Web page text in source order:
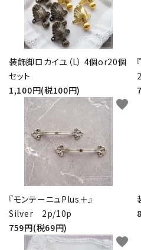
装飾脚ロカイユ（L） 4個or20個
セット
1,100円(税100円)
『モンテーニュPlus＋』
Silver 2p/10p
759円(税69円)
favorite
favorite